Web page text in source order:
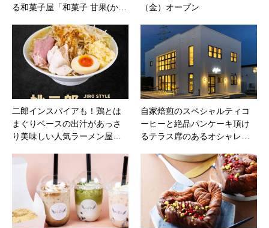
る和菓子屋「和菓子 甘果(か…
（金）オープン
二郎インスパイアも！鶏とは
まぐりベースの出汁があっさ
り美味しい人気ラーメン屋…
自家焙煎のスペシャルティコ
ーヒーと絶品パンケーキ頂け
るテラス席のあるオシャレ…